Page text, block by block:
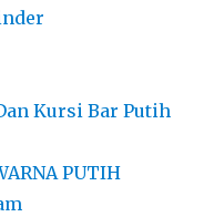
Kursi Bar Putih
PUTIH